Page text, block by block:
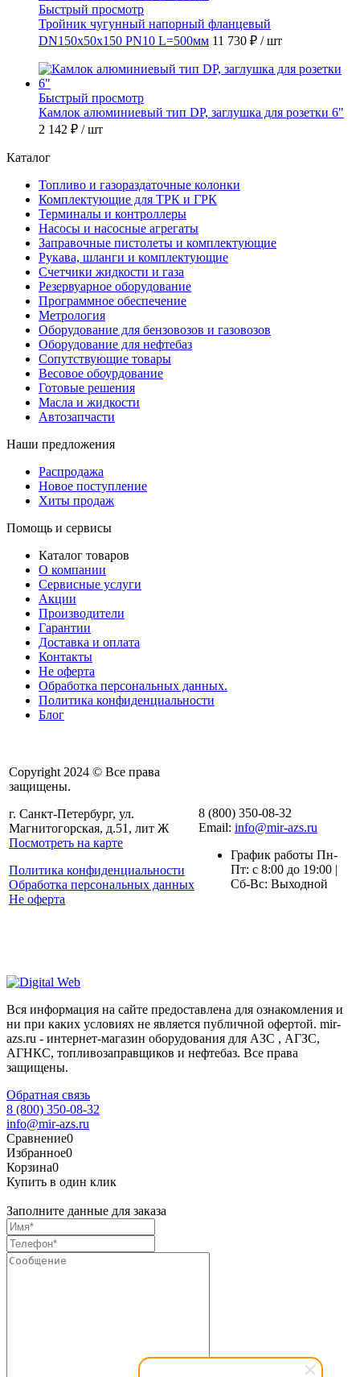
Быстрый просмотр
Тройник чугунный напорный фланцевый
DN150х50х150 PN10 L=500мм 11 730 ₽ / шт
Быстрый просмотр
Камлок алюминиевый тип DР, заглушка для розетки 6"
2 142 ₽ / шт
Каталог
Топливо и газораздаточные колонки
Комплектующие для ТРК и ГРК
Терминалы и контроллеры
Насосы и насосные агрегаты
Заправочные пистолеты и комплектующие
Рукава, шланги и комплектующие
Счетчики жидкости и газа
Резервуарное оборудование
Программное обеспечение
Метрология
Оборудование для бензовозов и газовозов
Оборудование для нефтебаз
Сопутствующие товары
Весовое обоурдование
Готовые решения
Масла и жидкости
Автозапчасти
Наши предложения
Распродажа
Новое поступление
Хиты продаж
Помощь и сервисы
Каталог товаров
О компании
Сервисные услуги
Акции
Производители
Гарантии
Доставка и оплата
Контакты
Не оферта
Обработка персональных данных.
Политика конфиденциальности
Блог
Copyright 2024 © Все права
защищены.
г. Санкт-Петербург, ул.
Магнитогорская, д.51, лит Ж
Посмотреть на карте
Политика конфиденциальности
Обработка персональных данных
Не оферта
8 (800) 350-08-32
Email: info@mir-azs.ru
График работы Пн-
Пт: с 8:00 до 19:00 |
Сб-Вс: Выходной
Вся информация на сайте предоставлена для ознакомления и
ни при каких условиях не является публичной офертой. mir-
azs.ru - интернет-магазин оборудования для АЗС , АГЗС,
АГНКС, топливозаправщиков и нефтебаз. Все права
защищены.
Обратная связь
8 (800) 350-08-32
info@mir-azs.ru
Сравнение0
Избранное0
Корзина0
Купить в один клик
Заполните данные для заказа